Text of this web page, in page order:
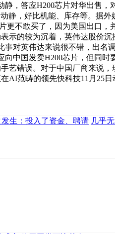
，答应H200芯片对华出售
静，好比机能、库存等。据
不敢买了，因为美国出口
示的较为沉着，英伟达股价
对英伟达来说很不错，出名
中国发卖H200芯片，但同
艺错误。对于中国厂商来说
范畴的领先快科技11月25
生：投入了资金、聘请 几乎